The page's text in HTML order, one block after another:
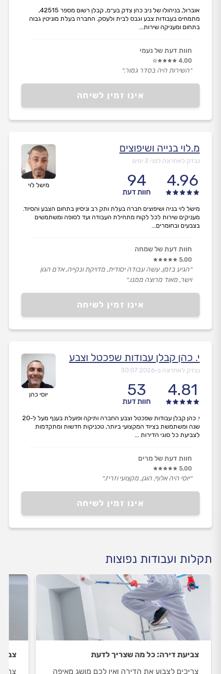
אינו זמין לשיחה
אוברול, בניהולו של ניב כהן צדק בע״מ, קבלן רשום מספר 42515,
מתמחים בעבודות צבע וגבס לבית ולעסק. החברה בעלת מוניטין גבוה
בתחום ומעניקה שירות...
חוות דעת של נעמי
4.00
״השירות היה בסדר גמור.״
מישל לוי
מ.לוי בנייה ושיפוצים
נבדק לאחרונה לפני 3 ימים
4.96
94
חוות דעת
אינו זמין לשיחה
מישל לוי בניה ושיפוצים חברה בעלת ותק רב וניסיון בתחום הצבע והסיוד.
מעניקים שירות לכל לקוח מתחילת העבודה ועד לסופה ומשתמשים
בצבעים ובחומרים...
חוות דעת של שמחה
5.00
״הגיע בזמן, עשה עבודה יסודית, מדויקת ונקייה, אדם הגון
וישר, מאוד מרוצה ממנו.״
יוסי כהן
י. כהן קבלן עבודות שפכטל וצבע
נבדק לאחרונה ב-30.07.2026
4.81
53
חוות דעת
אינו זמין לשיחה
י. כהן קבלן עבודות שפכטל וצבע החברה ותיקה ופועלת בענף מעל ל-20
שנה ומשתמשת בציוד המקצועי ביותר, טכניקות חדשות ומתקדמות
לצביעת כל סוגי הדירות ...
חוות דעת של מרים
5.00
״יוסי היה אלוף, הוגן, מקצועי וזריז.״
תקלות ועבודות נפוצות
צביעת דירה: כל מה שצריך לדעת
צריכים לצבוע את הדירה ואין לכם מושג מאיפה